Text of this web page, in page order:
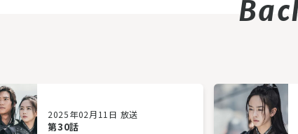
2025年02月11日 放送
第30話